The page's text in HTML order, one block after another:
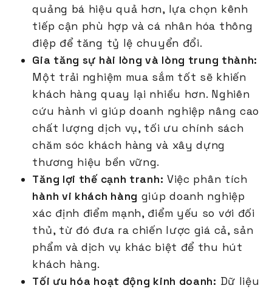
quảng bá hiệu quả hơn, lựa chọn kênh
tiếp cận phù hợp và cá nhân hóa thông
điệp để tăng tỷ lệ chuyển đổi.
Gia tăng sự hài lòng và lòng trung thành:
Một trải nghiệm mua sắm tốt sẽ khiến
khách hàng quay lại nhiều hơn. Nghiên
cứu hành vi giúp doanh nghiệp nâng cao
chất lượng dịch vụ, tối ưu chính sách
chăm sóc khách hàng và xây dựng
thương hiệu bền vững.
Tăng lợi thế cạnh tranh: Việc phân tích
hành vi khách hàng giúp doanh nghiệp
xác định điểm mạnh, điểm yếu so với đối
thủ, từ đó đưa ra chiến lược giá cả, sản
phẩm và dịch vụ khác biệt để thu hút
khách hàng.
Tối ưu hóa hoạt động kinh doanh: Dữ liệu